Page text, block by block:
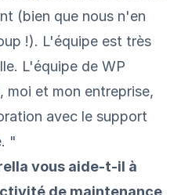
(bien que nous n'en
!). L'équipe est très
L'équipe de WP
moi et mon entreprise,
avec le support
"
vous aide-t-il à
de maintenance